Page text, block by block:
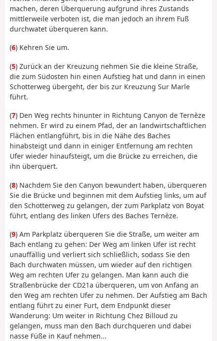
machen, deren Überquerung aufgrund ihres Zustands
mittlerweile verboten ist, die man jedoch an ihrem Fuß
durchwatet überqueren kann.
(6) Kehren Sie um.
(5) Zurück an der Kreuzung nehmen Sie die kleine Straße,
die zum Südosten hin einen Aufstieg hat und dann in einen
Schotterweg übergeht, der bis zur Kreuzung Sur Marle
führt.
(7) Den Weg rechts hinunter in Richtung Canyon de Ternèze
nehmen. Er wird zu einem Pfad, der an landwirtschaftlichen
Flächen entlangführt, bis in die Nähe des Baches
hinabsteigt und dann in einiger Entfernung am rechten
Ufer wieder hinaufsteigt, um die Brücke zu erreichen, die
ihn überquert.
(8) Nachdem Sie den Canyon bewundert haben, überqueren
Sie die Brücke und beginnen mit dem Aufstieg links, um auf
den Schotterweg zu gelangen, der zum Parkplatz von Boyat
führt, entlang des linken Ufers des Baches Ternèze.
(9) Am Parkplatz überqueren Sie die Straße, um weiter am
Bach entlang zu gehen: Der Weg am linken Ufer ist recht
unauffällig und verliert sich schließlich, sodass Sie den
Bach durchwaten müssen, um wieder auf den richtigen
Weg am rechten Ufer zu gelangen. Man kann auch die
Straßenbrücke der CD21a überqueren, um von Anfang an
den Weg am rechten Ufer zu nehmen. Der Aufstieg am Bach
entlang führt zu einer Furt, dem Endpunkt dieser
Wanderung: Um weiter in Richtung Chez Billoud zu
gelangen, muss man den Bach durchqueren und dabei
nasse Füße in Kauf nehmen...